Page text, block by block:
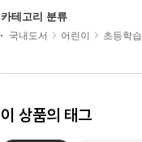
카테고리 분류
국내도서 어린이 초등학습
이 상품의 태그